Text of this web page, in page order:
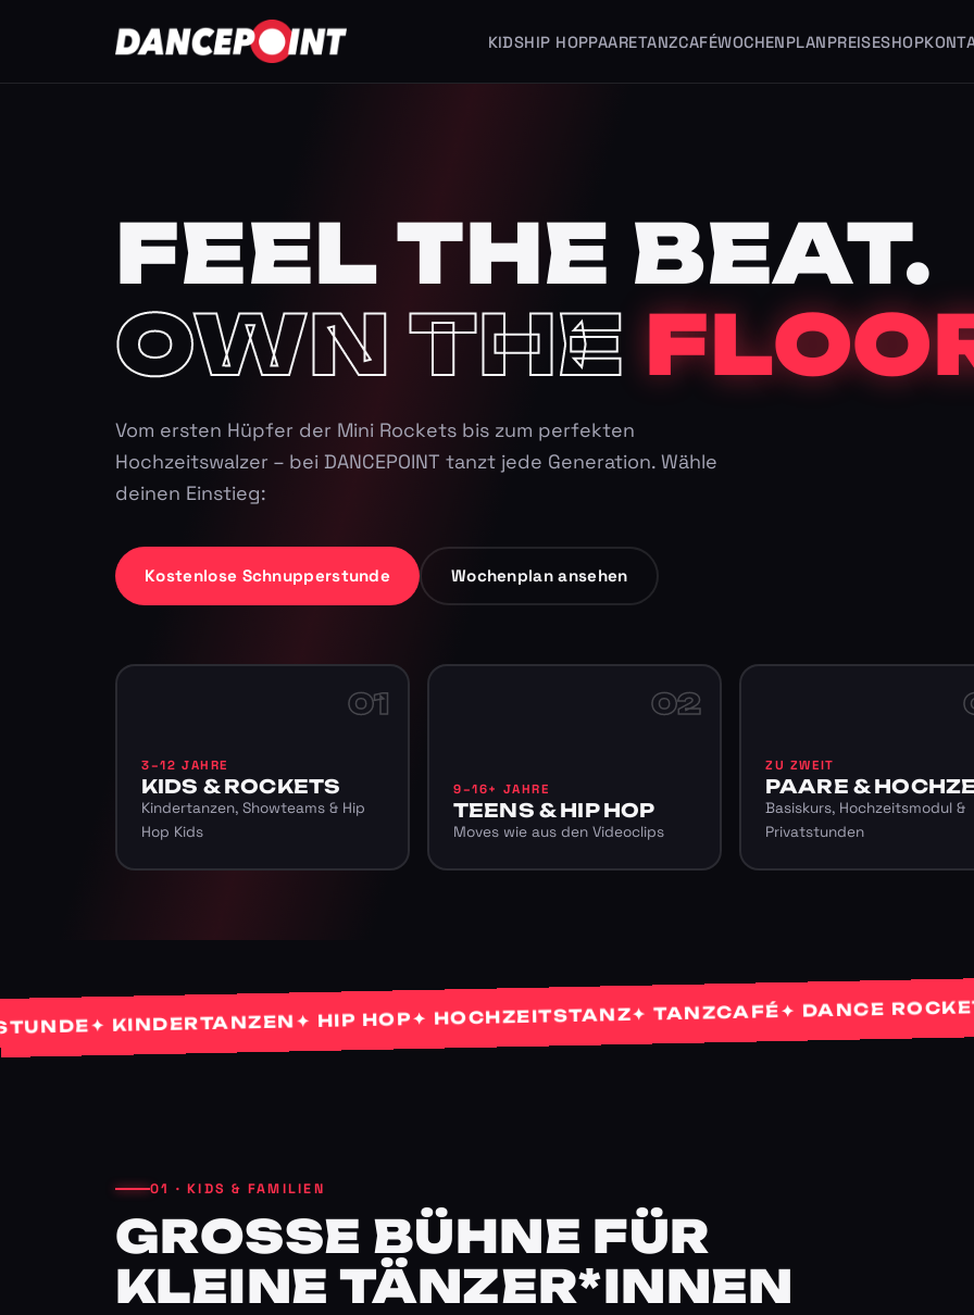
KIDSHIP HOPPAARETANZCAFÉWOCHENPLANPREISESHOP
FEEL THE BEAT.
OWN THE
Vom ersten Hüpfer der Mini Rockets bis zum perfekten
Hochzeitswalzer – bei DANCEPOINT tanzt jede Generation. Wähle
deinen Einstieg:
Kostenlose Schnupperstunde Wochenplan ansehen
01
3–12 JAHRE
KIDS & ROCKETS
Kindertanzen, Showteams & Hip
Hop Kids
02
9–16+ JAHRE
TEENS & HIP HOP
Moves wie aus den Videoclips
ZU ZWEIT
PAARE &
Basiskurs, Hochzeitsmodul &
Privatstunden
✦ KINDERTANZEN✦ HIP HOP✦ HOCHZEITSTANZ✦ TANZCAFÉ✦ DANCE ROCKETS✦
01 · KIDS & FAMILIEN
GROSSE BÜHNE FÜR K
LEINE TÄNZER*INNEN